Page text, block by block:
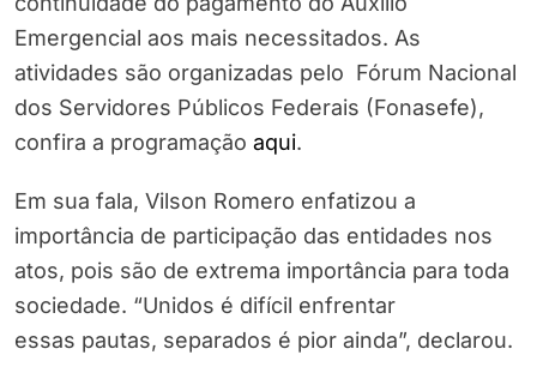
Emergencial aos mais necessitados. As
atividades são organizadas pelo Fórum Nacional
dos Servidores Públicos Federais (Fonasefe),
confira a programação aqui.
Em sua fala, Vilson Romero enfatizou a
importância de participação das entidades nos
atos, pois são de extrema importância para toda
sociedade. “Unidos é difícil enfrentar
essas pautas, separados é pior ainda”, declarou.